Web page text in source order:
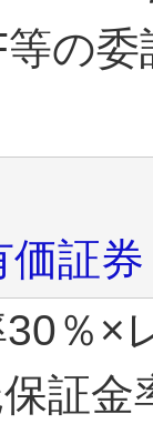
の
価証券
30％
証